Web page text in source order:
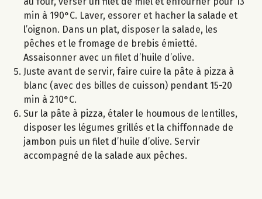
min à 190°C. Laver, essorer et hacher la salade et
l’oignon. Dans un plat, disposer la salade, les
pêches et le fromage de brebis émietté.
Assaisonner avec un filet d’huile d’olive.
Juste avant de servir, faire cuire la pâte à pizza à
blanc (avec des billes de cuisson) pendant 15-20
min à 210°C.
Sur la pâte à pizza, étaler le houmous de lentilles,
disposer les légumes grillés et la chiffonnade de
jambon puis un filet d’huile d’olive. Servir
accompagné de la salade aux pêches.